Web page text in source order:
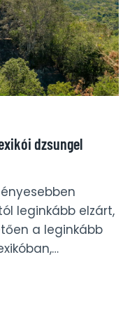
dzsungel
leginkább elzárt,
a leginkább